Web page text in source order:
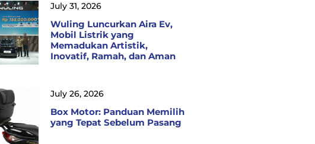
Wuling Luncurkan Aira Ev,
Mobil Listrik yang
Memadukan Artistik,
Inovatif, Ramah, dan Aman
July 31, 2026
Box Motor: Panduan Memilih
yang Tepat Sebelum Pasang
July 26, 2026